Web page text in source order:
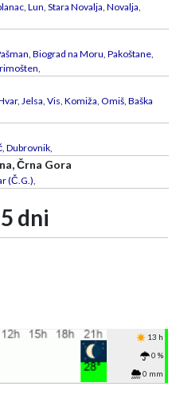
, Lun, Stara Novalja, Novalja,
, Biograd na Moru, Pakoštane,
,
, Jelsa, Vis, Komiža, Omiš, Baška
, Dubrovnik,
Črna Gora
(Č.G.),
dni
13 h
0 %
0 mm